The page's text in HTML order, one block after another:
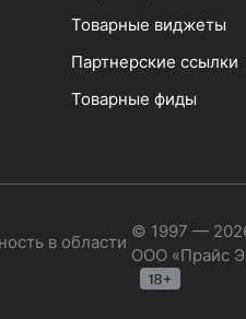
Товарные виджеты
Партнерские ссылки
Товарные фиды
в области
© 1997 —
ООО «Прайс